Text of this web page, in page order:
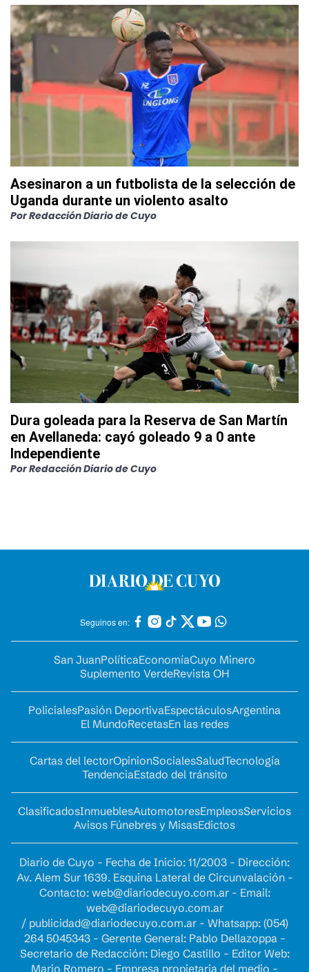
Asesinaron a un futbolista de la selección de
Uganda durante un violento asalto
PorRedacción Diario de Cuyo
Dura goleada para la Reserva de San Martín
en Avellaneda: cayó goleado 9 a 0 ante
Independiente
PorRedacción Diario de Cuyo
Seguinos en:
San JuanPolíticaEconomíaCuyo Minero
Suplemento VerdeRevista OH
PolicialesPasión DeportivaEspectáculosArgentina
El MundoRecetasEn las redes
Cartas del lectorOpinionSocialesSaludTecnología
TendenciaEstado del tránsito
ClasificadosInmueblesAutomotoresEmpleosServicios
Avisos Fúnebres y MisasEdictos
Diario de Cuyo - Fecha de Inicio: 11/2003 - Dirección:
Av. Alem Sur 1639. Esquina Lateral de Circunvalación -
Contacto: web@diariodecuyo.com.ar- Email:
web@diariodecuyo.com.ar
/ publicidad@diariodecuyo.com.ar- Whatsapp: (054)
264 5045343 - Gerente General: Pablo Dellazoppa -
Secretario de Redacción: Diego Castillo - Editor Web:
Mario Romero - Empresa propietaria del medio -